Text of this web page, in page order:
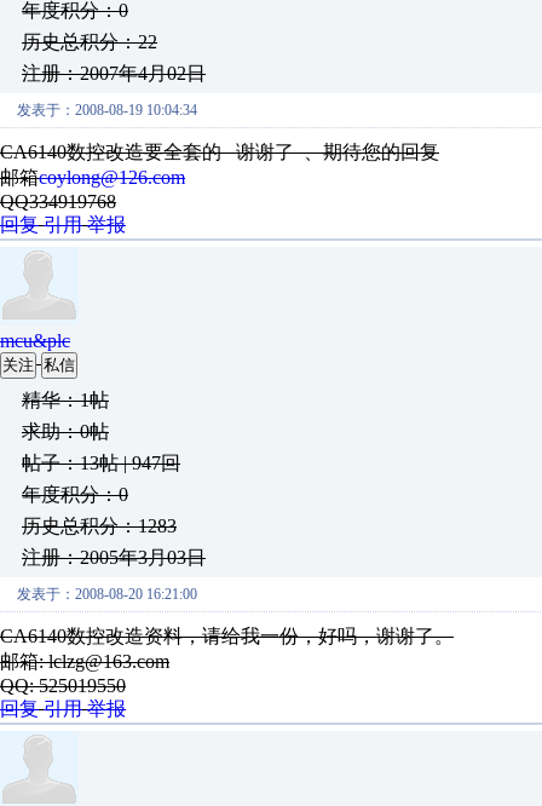
年度积分：0
历史总积分：22
注册：2007年4月02日
发表于：2008-08-19 10:04:34
CA6140数控改造要全套的 谢谢了 、期待您的回复
邮箱coylong@126.com
QQ334919768
回复 引用 举报
mcu&plc
关注 私信
精华：1帖
求助：0帖
帖子：13帖 | 947回
年度积分：0
历史总积分：1283
注册：2005年3月03日
发表于：2008-08-20 16:21:00
CA6140数控改造资料，请给我一份，好吗，谢谢了。
邮箱: lclzg@163.com
QQ: 525019550
回复 引用 举报